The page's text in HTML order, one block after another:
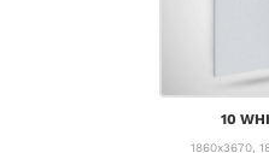
10
1860x3670,